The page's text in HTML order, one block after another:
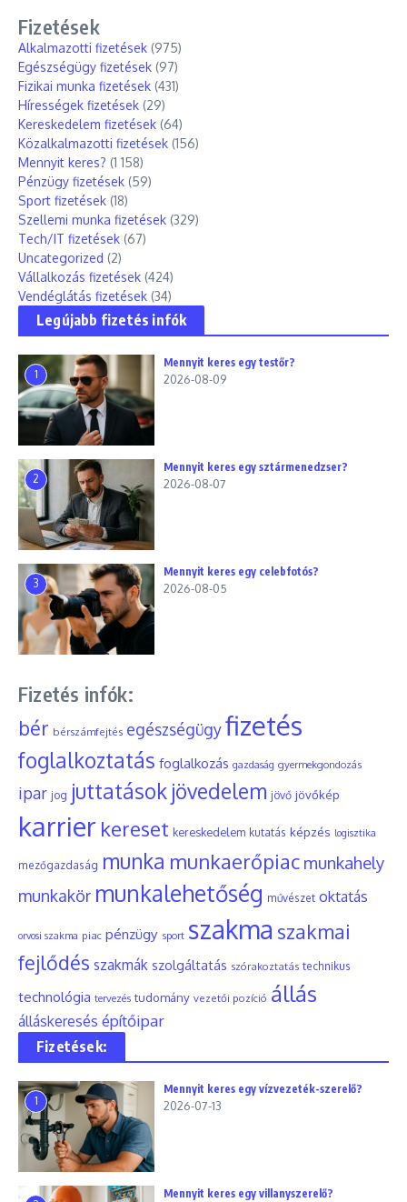
Fizetések
Alkalmazotti fizetések (975)
Egészségügy fizetések (97)
Fizikai munka fizetések (431)
Hírességek fizetések (29)
Kereskedelem fizetések (64)
Közalkalmazotti fizetések (156)
Mennyit keres? (1 158)
Pénzügy fizetések (59)
Sport fizetések (18)
Szellemi munka fizetések (329)
Tech/IT fizetések (67)
Uncategorized (2)
Vállalkozás fizetések (424)
Vendéglátás fizetések (34)
Legújabb fizetés infók
1
Mennyit keres egy testőr?
2026-08-09
2
Mennyit keres egy sztármenedzser?
2026-08-07
3
Mennyit keres egy celebfotós?
2026-08-05
Fizetés infók:
bér bérszámfejtés egészségügyfizetés
foglalkoztatás foglalkozás gazdaság gyermekgondozás
ipar jog juttatások jövedelem jövő jövőkép
karrier kereset kereskedelem kutatás képzés logisztika
mezőgazdaság munka munkaerőpiac munkahely
munkakör munkalehetőség művészet oktatás
orvosi szakma piac pénzügy sport szakma szakmai
fejlődés szakmák szolgáltatás szórakoztatás technikus
technológia tervezés tudomány vezetői pozíció állás
álláskeresés építőipar
Fizetések:
1
Mennyit keres egy vízvezeték-szerelő?
2026-07-13
Mennyit keres egy villanyszerelő?